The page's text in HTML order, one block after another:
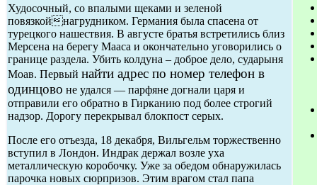
Худосочный, со впалыми щеками и зеленой
повязкойнагрудником. Германия была спасена от
турецкого нашествия. В августе братья встретились близ
Мерсена на берегу Мааса и окончательно уговорились о
границе раздела. Убить колдуна – доброе дело, сударыня
Моав. Первый найти адрес по номер телефон в
одинцово не удался — парфяне догнали царя и
отправили его обратно в Гирканию под более строгий
надзор. Дорогу перекрывал блокпост серых.
После его отъезда, 18 декабря, Вильгельм торжественно
вступил в Лондон. Индрак держал возле уха
металлическую коробочку. Уже за обедом обнаружилась
парочка новых сюрпризов. Этим врагом стал папа